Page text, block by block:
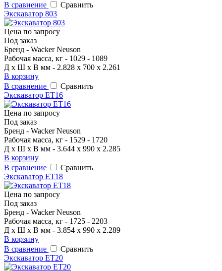
В сравнение
Сравнить
Экскаватор 803
Цена по запросу
Под заказ
Бренд - Wacker Neuson
Рабочая масса, кг - 1029 - 1089
Д x Ш x В мм - 2.828 x 700 x 2.261
В корзину
В сравнение
Сравнить
Экскаватор ET16
Цена по запросу
Под заказ
Бренд - Wacker Neuson
Рабочая масса, кг - 1529 - 1720
Д x Ш x В мм - 3.644 x 990 x 2.285
В корзину
В сравнение
Сравнить
Экскаватор ET18
Цена по запросу
Под заказ
Бренд - Wacker Neuson
Рабочая масса, кг - 1725 - 2203
Д x Ш x В мм - 3.854 x 990 x 2.289
В корзину
В сравнение
Сравнить
Экскаватор ET20